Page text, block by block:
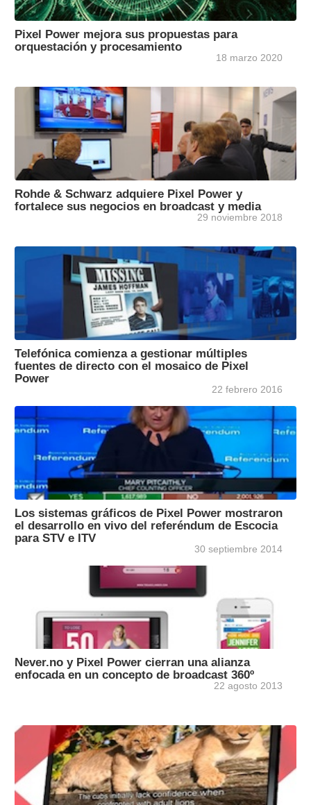
Pixel Power mejora sus propuestas para
orquestación y procesamiento
18 marzo 2020
Rohde & Schwarz adquiere Pixel Power y
fortalece sus negocios en broadcast y media
29 noviembre 2018
Telefónica comienza a gestionar múltiples
fuentes de directo con el mosaico de Pixel
Power
22 febrero 2016
Los sistemas gráficos de Pixel Power mostraron
el desarrollo en vivo del referéndum de Escocia
para STV e ITV
30 septiembre 2014
Never.no y Pixel Power cierran una alianza
enfocada en un concepto de broadcast 360º
22 agosto 2013